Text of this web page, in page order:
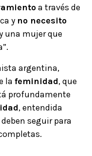
a través de
y no necesito
una mujer que
argentina,
la feminidad, que
profundamente
, entendida
deben seguir para